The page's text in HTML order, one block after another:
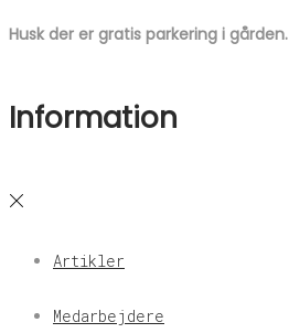
Husk der er gratis parkering i gården.
Information
Artikler
Medarbejdere